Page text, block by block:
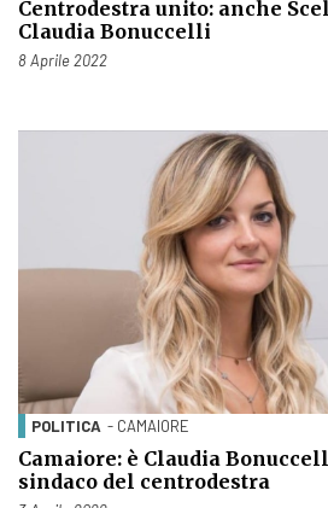
Centrodestra unito: anche
Claudia Bonuccelli
Pubblicato il
8 Aprile 2022
POLITICA - CAMAIORE
Camaiore: è Claudia
sindaco del centrodestra